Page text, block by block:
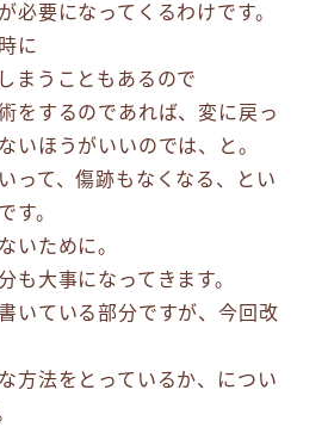
必要になってくるわけです。
に
まうこともあるので
をするのであれば、変に戻っ
いほうがいいのでは、と。
って、傷跡もなくなる、とい
す。
いために。
も大事になってきます。
いている部分ですが、今回改
方法をとっているか、につい